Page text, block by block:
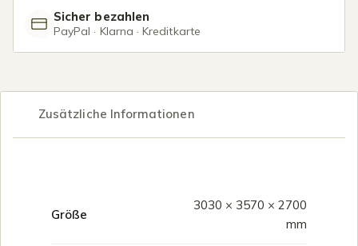
Sicher bezahlen
PayPal · Klarna · Kreditkarte
Zusätzliche Informationen
Größe
3030 × 3570 × 2700
mm